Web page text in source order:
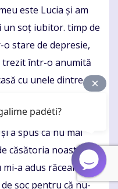
este Lucia și am
un soț iubitor. timp de
stare de depresie,
trezit într-o anumită
cu unele dintre
am așteptat
zi, dar nu a fost
a spus că nu mai
căsătoria noastră
a adus răceala pe
șoc pentru că nu-
padėti?